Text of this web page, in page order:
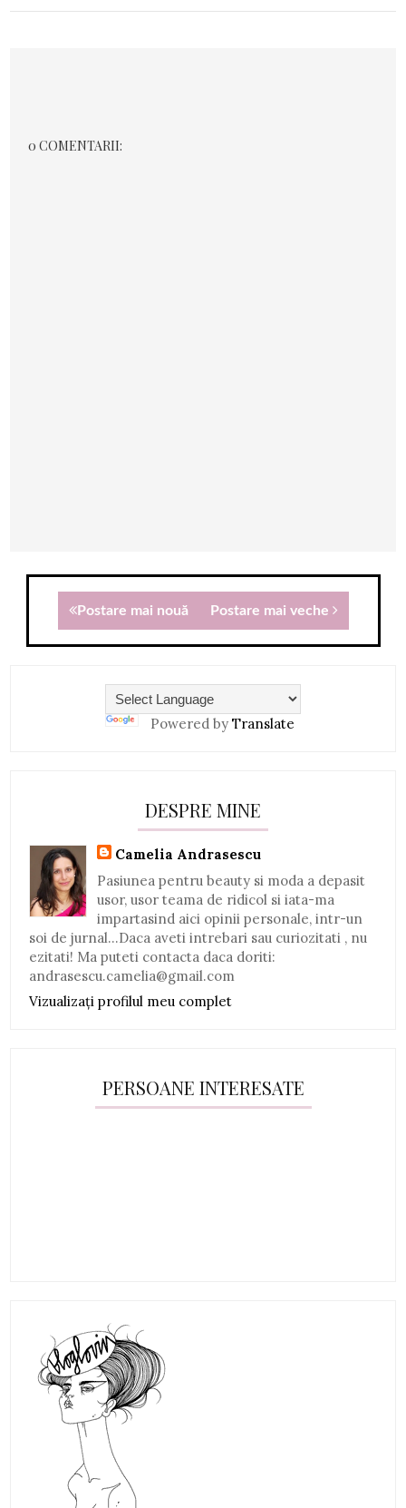
0 COMENTARII:
Postare mai nouă Postare mai veche
Powered by Translate
DESPRE MINE
Camelia Andrasescu
Pasiunea pentru beauty si moda a depasit
usor, usor teama de ridicol si iata-ma
impartasind aici opinii personale, intr-un
soi de jurnal...Daca aveti intrebari sau curiozitati , nu
ezitati! Ma puteti contacta daca doriti:
andrasescu.camelia@gmail.com
Vizualizați profilul meu complet
PERSOANE INTERESATE